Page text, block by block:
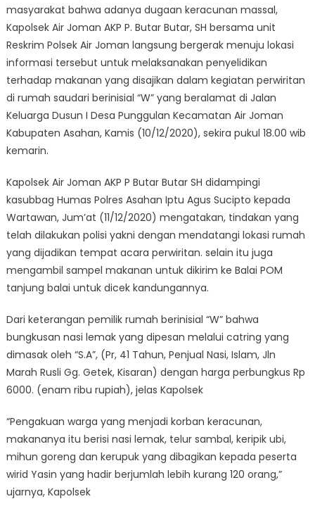
masyarakat bahwa adanya dugaan keracunan massal,
Kapolsek Air Joman AKP P. Butar Butar, SH bersama unit
Reskrim Polsek Air Joman langsung bergerak menuju lokasi
informasi tersebut untuk melaksanakan penyelidikan
terhadap makanan yang disajikan dalam kegiatan perwiritan
di rumah saudari berinisial “W” yang beralamat di Jalan
Keluarga Dusun I Desa Punggulan Kecamatan Air Joman
Kabupaten Asahan, Kamis (10/12/2020), sekira pukul 18.00 wib
kemarin.
Kapolsek Air Joman AKP P Butar Butar SH didampingi
kasubbag Humas Polres Asahan Iptu Agus Sucipto kepada
Wartawan, Jum’at (11/12/2020) mengatakan, tindakan yang
telah dilakukan polisi yakni dengan mendatangi lokasi rumah
yang dijadikan tempat acara perwiritan. selain itu juga
mengambil sampel makanan untuk dikirim ke Balai POM
tanjung balai untuk dicek kandungannya.
Dari keterangan pemilik rumah berinisial “W” bahwa
bungkusan nasi lemak yang dipesan melalui catring yang
dimasak oleh “S.A”, (Pr, 41 Tahun, Penjual Nasi, Islam, Jln
Marah Rusli Gg. Getek, Kisaran) dengan harga perbungkus Rp
6000. (enam ribu rupiah), jelas Kapolsek
“Pengakuan warga yang menjadi korban keracunan,
makananya itu berisi nasi lemak, telur sambal, keripik ubi,
mihun goreng dan kerupuk yang dibagikan kepada peserta
wirid Yasin yang hadir berjumlah lebih kurang 120 orang,”
ujarnya, Kapolsek